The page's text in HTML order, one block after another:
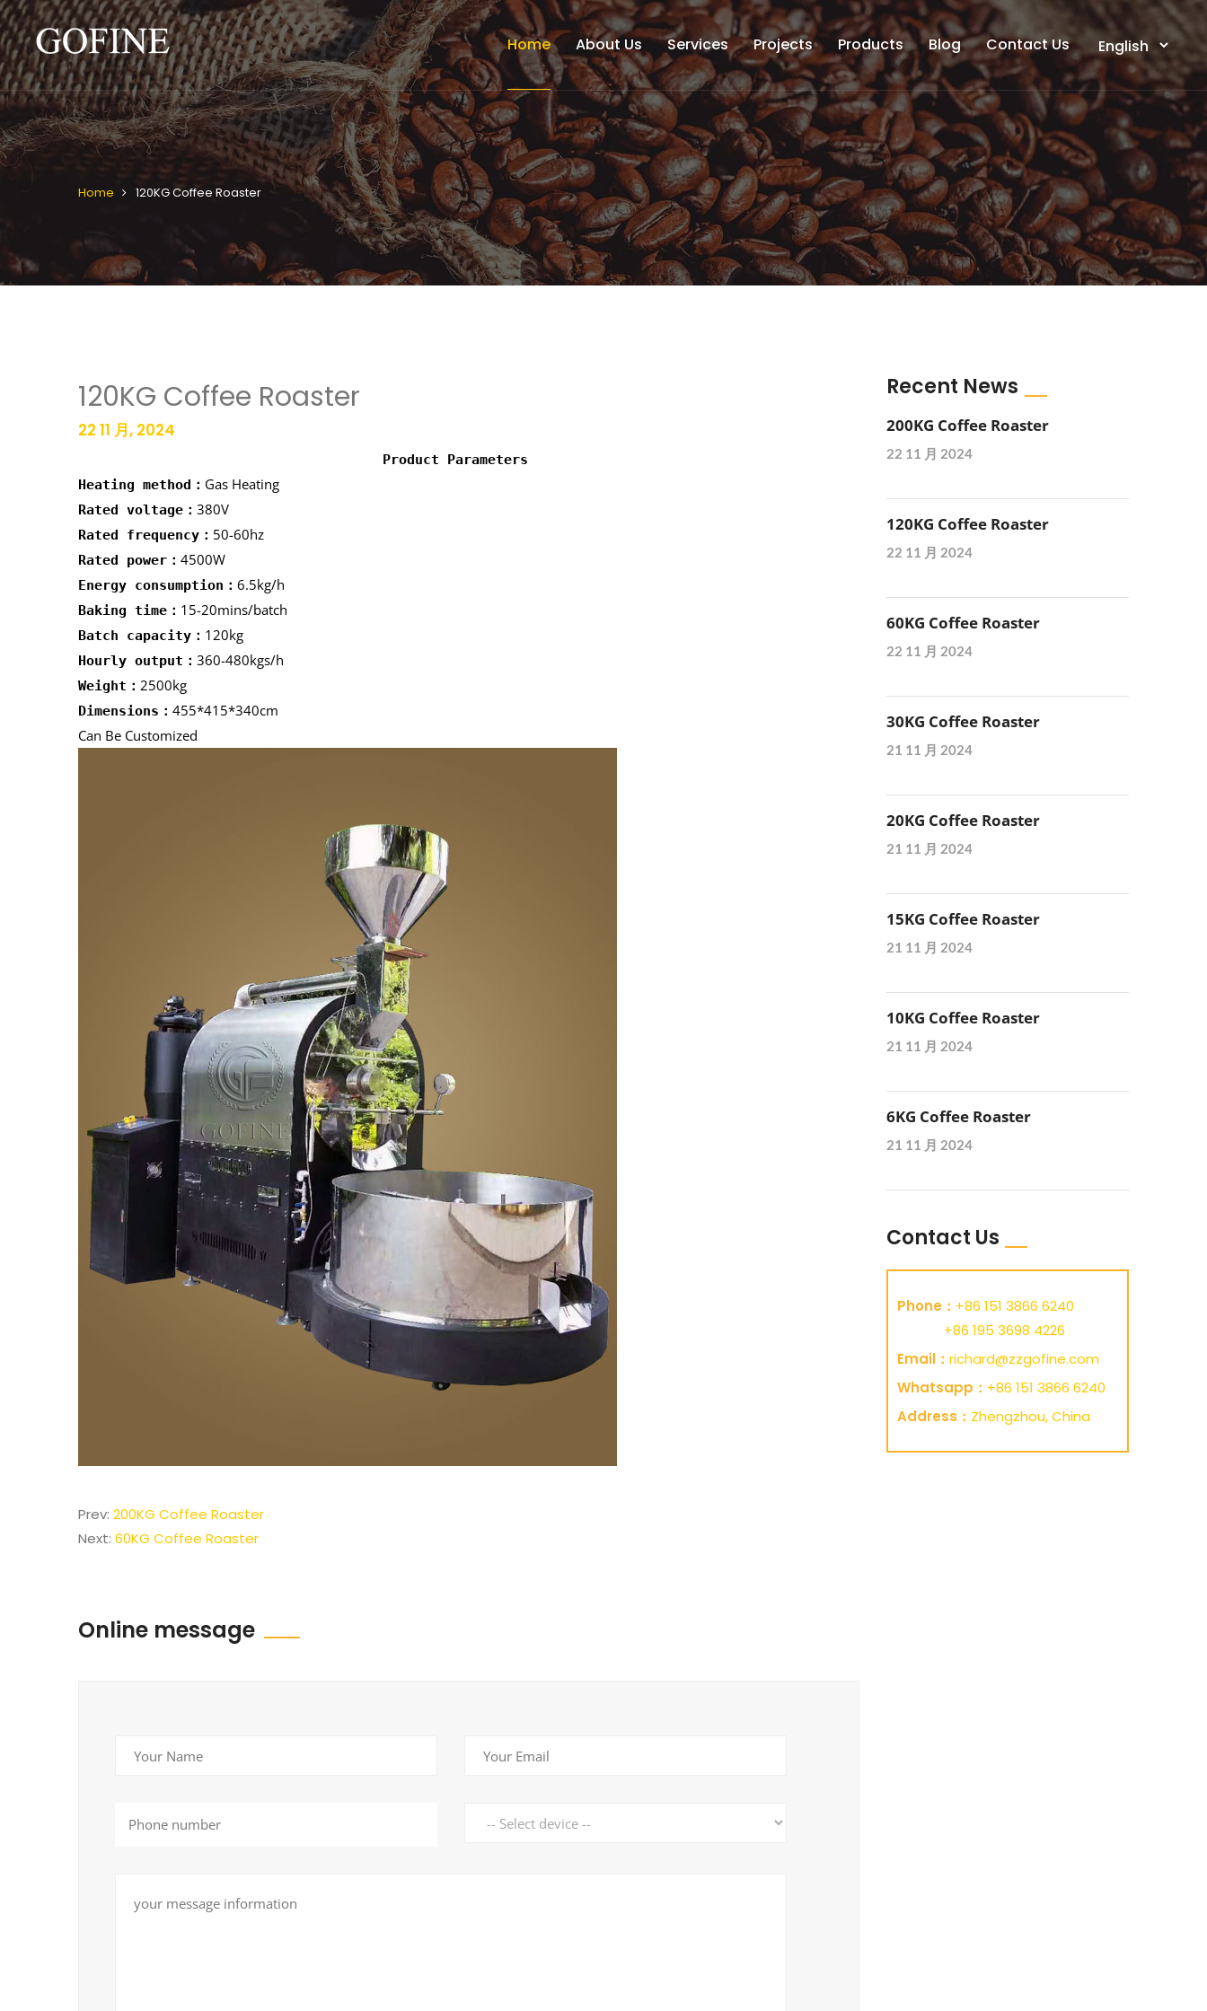
Home About Us Services Projects Products Blog Contact Us
Home 120KG Coffee Roaster
120KG Coffee Roaster
22 11 月, 2024
Product Parameters
Heating method： Gas Heating
Rated voltage： 380V
Rated frequency： 50-60hz
Rated power： 4500W
Energy consumption： 6.5kg/h
Baking time： 15-20mins/batch
Batch capacity： 120kg
Hourly output： 360-480kgs/h
Weight： 2500kg
Dimensions： 455*415*340cm
Can Be Customized
Prev: 200KG Coffee Roaster
Next: 60KG Coffee Roaster
Online message
Recent News
200KG Coffee Roaster
22 11 月 2024
120KG Coffee Roaster
22 11 月 2024
60KG Coffee Roaster
22 11 月 2024
30KG Coffee Roaster
21 11 月 2024
20KG Coffee Roaster
21 11 月 2024
15KG Coffee Roaster
21 11 月 2024
10KG Coffee Roaster
21 11 月 2024
6KG Coffee Roaster
21 11 月 2024
Contact Us
Phone： +86 151 3866 6240
+86 195 3698 4226
Email： richard@zzgofine.com
Whatsapp： +86 151 3866 6240
Address： Zhengzhou, China